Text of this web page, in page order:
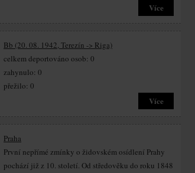
Více
Bb (20. 08. 1942, Terezín -> Riga)
celkem deportováno osob: 0
zahynulo: 0
přežilo: 0
Více
Praha
První nepřímé zmínky o židovském osídlení Prahy
pochází již z 10. století. Od středověku do roku 1848